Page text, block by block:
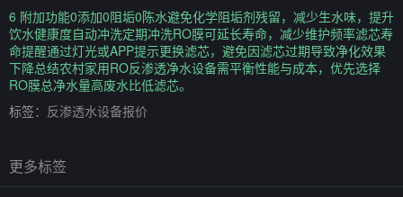
6 附加功能0添加0阻垢0陈水避免化学阻垢剂残留，减少生水味，提升
饮水健康度自动冲洗定期冲洗RO膜可延长寿命，减少维护频率滤芯寿
命提醒通过灯光或APP提示更换滤芯，避免因滤芯过期导致净化效果
下降总结农村家用RO反渗透净水设备需平衡性能与成本，优先选择
RO膜总净水量高废水比低滤芯。
标签： 反渗透水设备报价
更多标签